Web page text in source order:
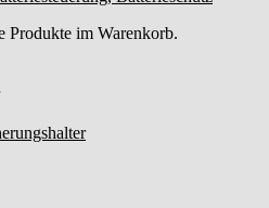
Produkte im Warenkorb.